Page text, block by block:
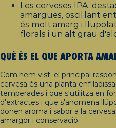
Les cerveses IPA,
amargues, oscil·lant
és molt amarg i
florals i un alt grau
QUÈ ÉS EL QUE APORTA
Com hem vist, el principal
cervesa és una planta
temperades i que s'utilitza en
d'extractes i que s'anomena
donen aroma i sabor a la
amargor i conservació.